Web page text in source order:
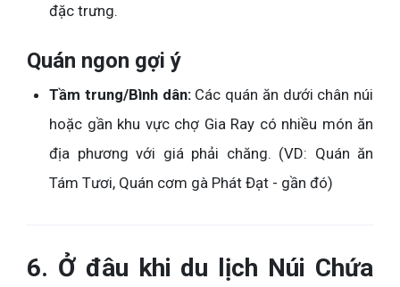
đặc trưng.
Quán ngon gợi ý
Tầm trung/Bình dân:Các quán ăn dưới chân núi
hoặc gần khu vực chợ Gia Ray có nhiều món ăn
địa phương với giá phải chăng. (VD: Quán ăn
Tám Tươi, Quán cơm gà Phát Đạt - gần đó)
6. Ở đâu khi du lịch Núi Chứa